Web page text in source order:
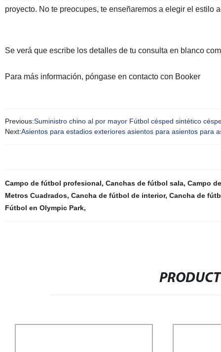
proyecto. No te preocupes, te enseñaremos a elegir el
Se verá que escribe los detalles de tu consulta en blanco
Para más información, póngase en contacto con Booker
Previous:Suministro chino al por mayor Fútbol césped sintético
Next:Asientos para estadios exteriores asientos para asientos para
Campo de fútbol profesional, Canchas de fútbol sala, Campo
Metros Cuadrados, Cancha de fútbol de interior, Cancha de
Fútbol en Olympic Park,